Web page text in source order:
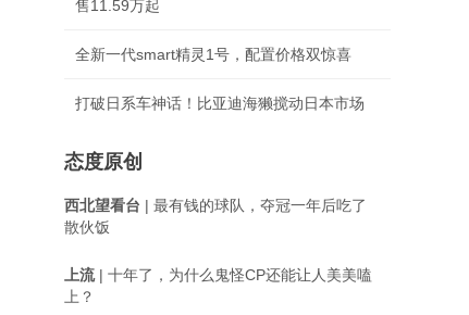
售11.59万起
全新一代smart精灵1号，配置价格双惊喜
打破日系车神话！比亚迪海獭搅动日本市场
态度原创
西北望看台 | 最有钱的球队，夺冠一年后吃了
散伙饭
上流| 十年了，为什么鬼怪CP还能让人美美嗑
上？